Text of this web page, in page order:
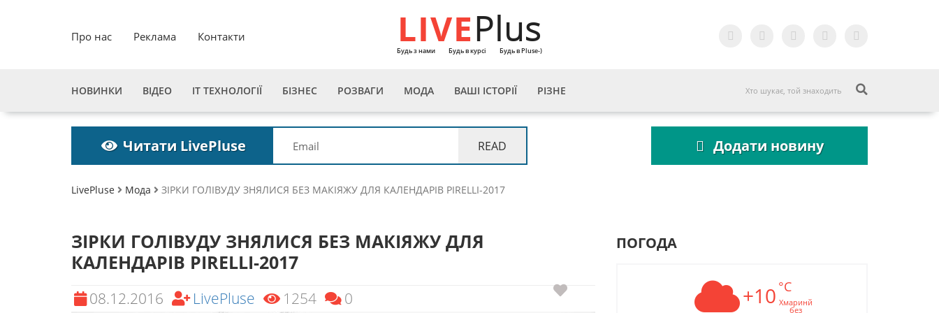
Про нас Реклама Контакти LIVEPlus
Будь з нами Будь в курсі Будь в Pluse-)
НОВИНКИ ВІДЕО ІТ ТЕХНОЛОГІЇ БІЗНЕС РОЗВАГИ МОДА ВАШІ ІСТОРІЇ РІЗНЕ
Читати LivePluse Додати новину
LivePluse Мода ЗІРКИ ГОЛІВУДУ ЗНЯЛИСЯ БЕЗ МАКІЯЖУ ДЛЯ КАЛЕНДАРІВ PІRELLI-2017
ЗІРКИ ГОЛІВУДУ ЗНЯЛИСЯ БЕЗ МАКІЯЖУ ДЛЯ
КАЛЕНДАРІВ PІRELLI-2017
08.12.2016 LivePluse 1254 0
ПОГОДА
+10 °C
Хмаринй
без